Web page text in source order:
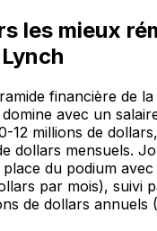
les mieux
financière de la
avec un
12 millions de
dollars mensuels.
du podium
par mois), suivi
de dollars annuels